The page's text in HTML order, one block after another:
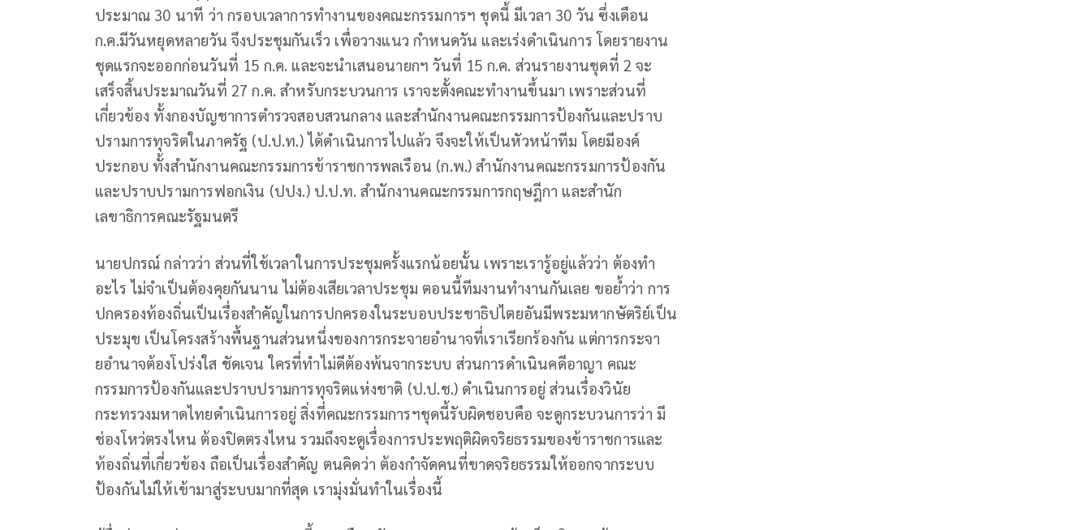
ประมาณ 30 นาที ว่า กรอบเวลาการทำงานของคณะกรรมการฯ ชุดนี้ มีเวลา 30 วัน ซึ่งเดือน
ก.ค.มีวันหยุดหลายวัน จึงประชุมกันเร็ว เพื่อวางแนว กำหนดวัน และเร่งดำเนินการ โดยรายงาน
ชุดแรกจะออกก่อนวันที่ 15 ก.ค. และจะนำเสนอนายกฯ วันที่ 15 ก.ค. ส่วนรายงานชุดที่ 2 จะ
เสร็จสิ้นประมาณวันที่ 27 ก.ค. สำหรับกระบวนการ เราจะตั้งคณะทำงานขึ้นมา เพราะส่วนที่
เกี่ยวข้อง ทั้งกองบัญชาการตำรวจสอบสวนกลาง และสำนักงานคณะกรรมการป้องกันและปราบ
ปรามการทุจริตในภาครัฐ (ป.ป.ท.) ได้ดำเนินการไปแล้ว จึงจะให้เป็นหัวหน้าทีม โดยมีองค์
ประกอบ ทั้งสำนักงานคณะกรรมการข้าราชการพลเรือน (ก.พ.) สำนักงานคณะกรรมการป้องกัน
และปราบปรามการฟอกเงิน (ปปง.) ป.ป.ท. สำนักงานคณะกรรมการกฤษฎีกา และสำนัก
เลขาธิการคณะรัฐมนตรี
นายปกรณ์ กล่าวว่า ส่วนที่ใช้เวลาในการประชุมครั้งแรกน้อยนั้น เพราะเรารู้อยู่แล้วว่า ต้องทำ
อะไร ไม่จำเป็นต้องคุยกันนาน ไม่ต้องเสียเวลาประชุม ตอนนี้ทีมงานทำงานกันเลย ขอย้ำว่า การ
ปกครองท้องถิ่นเป็นเรื่องสำคัญในการปกครองในระบอบประชาธิปไตยอันมีพระมหากษัตริย์เป็น
ประมุข เป็นโครงสร้างพื้นฐานส่วนหนึ่งของการกระจายอำนาจที่เราเรียกร้องกัน แต่การกระจา
ยอำนาจต้องโปร่งใส ชัดเจน ใครที่ทำไม่ดีต้องพ้นจากระบบ ส่วนการดำเนินคดีอาญา คณะ
กรรมการป้องกันและปราบปรามการทุจริตแห่งชาติ (ป.ป.ช.) ดำเนินการอยู่ ส่วนเรื่องวินัย
กระทรวงมหาดไทยดำเนินการอยู่ สิ่งที่คณะกรรมการฯชุดนี้รับผิดชอบคือ จะดูกระบวนการว่า มี
ช่องโหว่ตรงไหน ต้องปิดตรงไหน รวมถึงจะดูเรื่องการประพฤติผิดจริยธรรมของข้าราชการและ
ท้องถิ่นที่เกี่ยวข้อง ถือเป็นเรื่องสำคัญ ตนคิดว่า ต้องกำจัดคนที่ขาดจริยธรรมให้ออกจากระบบ
ป้องกันไม่ให้เข้ามาสู่ระบบมากที่สุด เรามุ่งมั่นทำในเรื่องนี้